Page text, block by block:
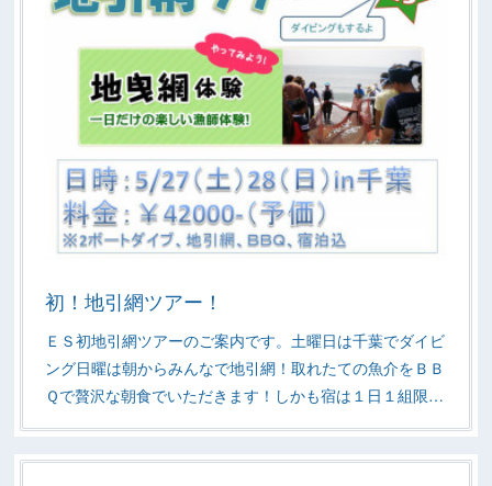
初！地引網ツアー！
ＥＳ初地引網ツアーのご案内です。土曜日は千葉でダイビ
ング日曜は朝からみんなで地引網！取れたての魚介をＢＢ
Ｑで贅沢な朝食でいただきます！しかも宿は１日１組限…